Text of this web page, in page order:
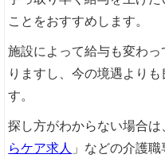
ことをおすすめします。
施設によって給与も変わ
りますし、今の境遇より
す。
探し方がわからない場合は
らケア求人 」などの介護